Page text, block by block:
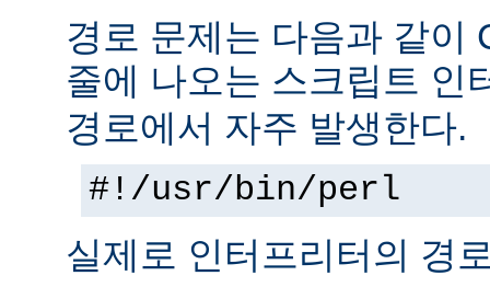
경로 문제는 다음과 같이
줄에 나오는 스크립트 인
경로에서 자주 발생한다.
#!/usr/bin/perl
실제로 인터프리터의 경